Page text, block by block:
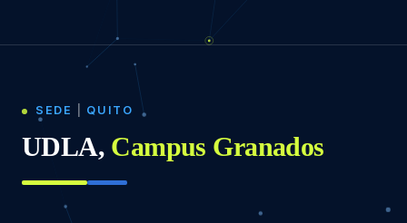
SEDE QUITO
UDLA, Campus Granados